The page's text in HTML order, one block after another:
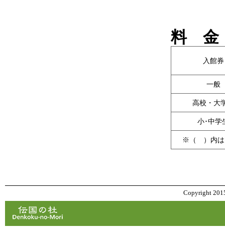
料 金
入館券
一般
高校・大
小･中学
※（ ）内は
Copyright